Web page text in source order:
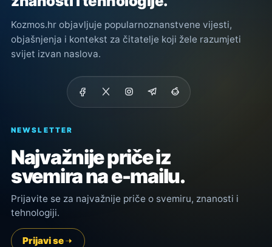
Kozmos.hr objavljuje popularnoznanstvene vijesti,
objašnjenja i kontekst za čitatelje koji žele razumjeti
svijet izvan naslova.
NEWSLETTER
Najvažnije priče iz
svemira na e-mailu.
Prijavite se za najvažnije priče o svemiru, znanosti i
tehnologiji.
Prijavi se